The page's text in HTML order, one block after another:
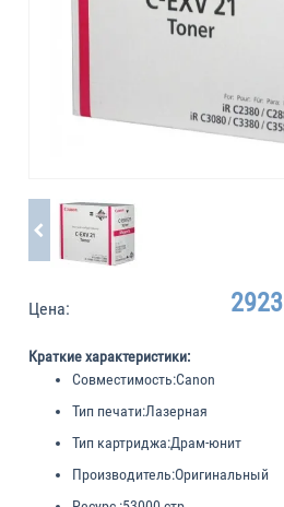
Цена: 2923
Краткие характеристики:
Совместимость:Canon
Тип печати:Лазерная
Тип картриджа:Драм-юнит
Производитель:Оригинальный